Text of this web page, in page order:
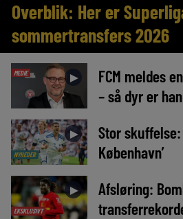
Overblik: Her er
sommertransfers 2026
MEDIE ►
FCM meldes
– så dyr er han
NYHEDER
►
Stor skuffelse:
København’
EKSKLUSIVT
►
Afsløring: